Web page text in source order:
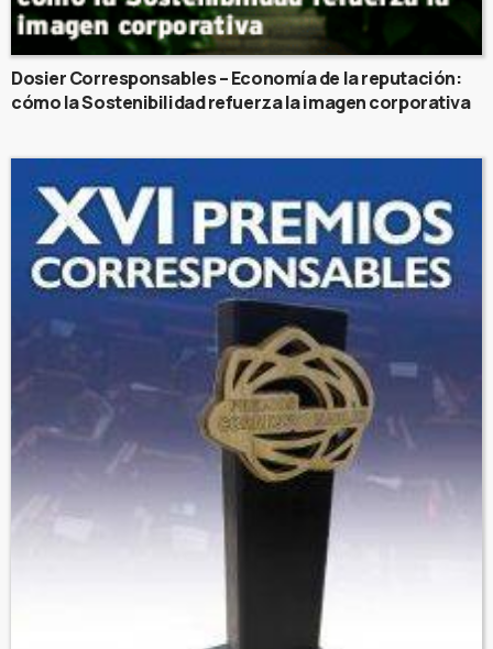
Dosier Corresponsables – Economía de la reputación:
cómo la Sostenibilidad refuerza la imagen corporativa